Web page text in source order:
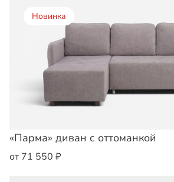
Новинка
«Парма» диван с оттоманкой
от 71 550 ₽